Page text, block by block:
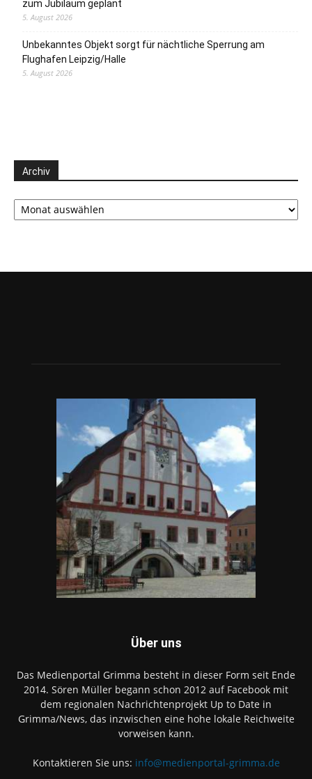
zum Jubiläum geplant
5. August 2026
Unbekanntes Objekt sorgt für nächtliche Sperrung am
Flughafen Leipzig/Halle
5. August 2026
Archiv
Archiv
Über uns
Das Medienportal Grimma besteht in dieser Form seit Ende
2014. Sören Müller begann schon 2012 auf Facebook mit
dem regionalen Nachrichtenprojekt Up to Date in
Grimma/News, das inzwischen eine hohe lokale Reichweite
vorweisen kann.
Kontaktieren Sie uns: info@medienportal-grimma.de